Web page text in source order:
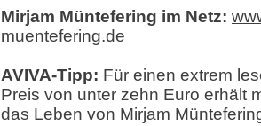
Mirjam Müntefering im Netz:
muentefering.de
AVIVA-Tipp: Für einen extrem
Preis von unter zehn Euro erhält
das Leben von Mirjam